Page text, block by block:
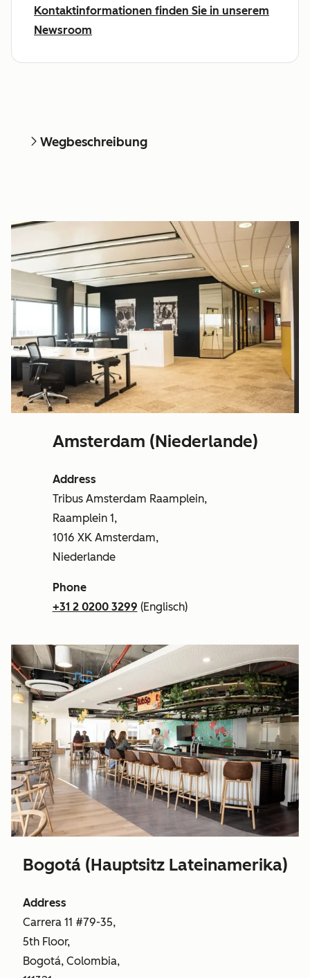
Kontaktinformationen finden Sie in unserem
Newsroom
Wegbeschreibung
Amsterdam (Niederlande)
Address
Tribus Amsterdam Raamplein,
Raamplein 1,
1016 XK Amsterdam,
Niederlande
Phone
+31 2 0200 3299 (Englisch)
Bogotá (Hauptsitz Lateinamerika)
Address
Carrera 11 #79-35,
5th Floor,
Bogotá, Colombia,